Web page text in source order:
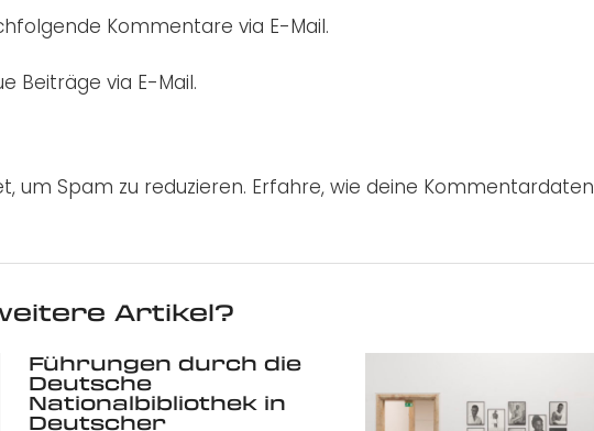
Kommentare via E-Mail.
Beiträge via E-Mail.
um Spam zu reduzieren. Erfahre, wie deine Kommentardaten
Artikel?
Führungen durch die
Deutsche
Nationalbibliothek in
Deutscher